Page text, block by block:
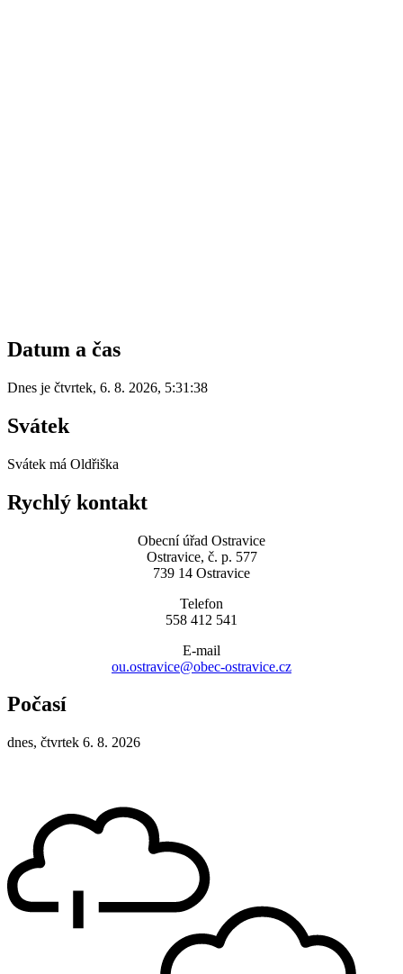
Datum a čas
Dnes je čtvrtek, 6. 8. 2026, 5:31:38
Svátek
Svátek má Oldřiška
Rychlý kontakt
Obecní úřad Ostravice
Ostravice, č. p. 577
739 14 Ostravice
Telefon
558 412 541
E-mail
ou.ostravice@obec-ostravice.cz
Počasí
dnes, čtvrtek 6. 8. 2026